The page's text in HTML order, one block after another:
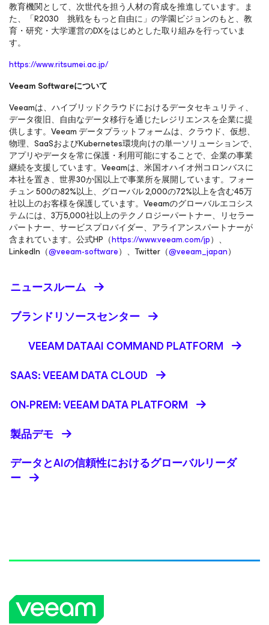
教育機関として、次世代を担う人材の育成を推進しています。ま
た、「R2030 挑戦をもっと自由に」の学園ビジョンのもと、教
育・研究・大学運営のDXをはじめとした取り組みを行っていま
す。
https://www.ritsumei.ac.jp/
Veeam Softwareについて
Veeamは、ハイブリッドクラウドにおけるデータセキュリティ、
データ復旧、自由なデータ移行を通じたレジリエンスを企業に提
供します。Veeam データプラットフォームは、クラウド、仮想、
物理、SaaSおよびKubernetes環境向けの単一ソリューションで、
アプリやデータを常に保護・利用可能にすることで、企業の事業
継続を支援しています。Veeamは、米国オハイオ州コロンバスに
本社を置き、世界30か国以上で事業所を展開しています。フォー
チュン 500の82%以上、グローバル 2,000の72%以上を含む45万
社以上のお客様を保護しています。Veeamのグローバルエコシス
テムには、3万5,000社以上のテクノロジーパートナー、リセラー
パートナー、サービスプロバイダー、アライアンスパートナーが
含まれています。公式HP（https://www.veeam.com/jp）、
LinkedIn（@veeam-software）、Twitter（@veeam_japan）
ニュースルーム
ブランドリソースセンター
VEEAM DATAAI COMMAND PLATFORM
SAAS: VEEAM DATA CLOUD
ON-PREM: VEEAM DATA PLATFORM
製品デモ
データとAIの信頼性におけるグローバルリーダ
ー